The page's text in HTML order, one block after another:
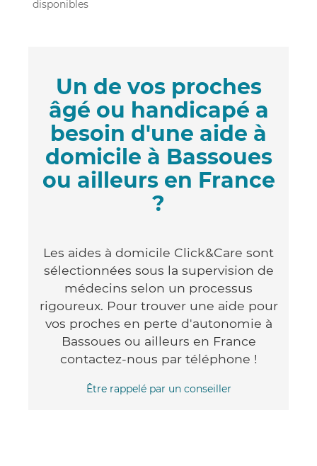
disponibles
Un de vos proches
âgé ou handicapé a
besoin d'une aide à
domicile à Bassoues
ou ailleurs en France
?
Les aides à domicile Click&Care sont
sélectionnées sous la supervision de
médecins selon un processus
rigoureux. Pour trouver une aide pour
vos proches en perte d'autonomie à
Bassoues ou ailleurs en France
contactez-nous par téléphone !
Être rappelé par un conseiller